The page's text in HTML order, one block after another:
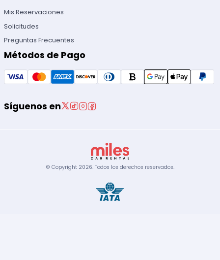
Mis Reservaciones
Solicitudes
Preguntas Frecuentes
Métodos de Pago
Síguenos en
© Copyright 2026. Todos los derechos reservados.